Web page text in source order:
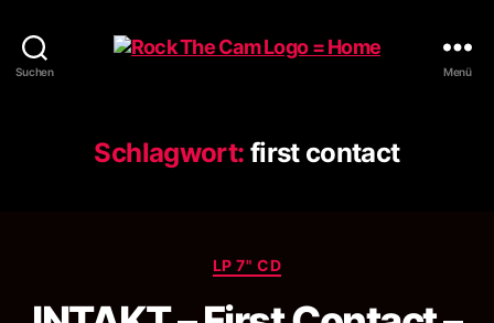
Suchen Menü
Schlagwort: first contact
Kategorien
LP 7" CD